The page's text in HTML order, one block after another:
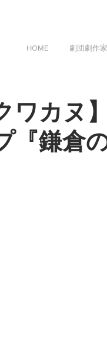
HOME 劇団劇作
ワカヌ
『鎌倉